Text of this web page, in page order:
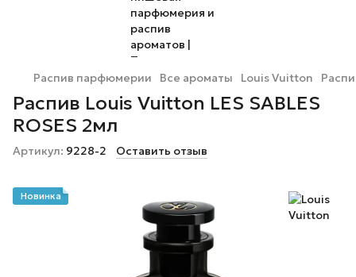
Распив парфюмерии Все ароматы Louis Vuitton
Распив Louis Vuitton LES SABLES
ROSES 2мл
Артикул: 9228-2 Оставить отзыв
Новинка